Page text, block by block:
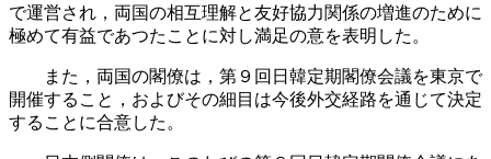
で運営され，両国の相互理解と友好協力関係の増進のために
極めて有益であつたことに対し満足の意を表明した。
また，両国の閣僚は，第９回日韓定期閣僚会議を東京で
開催すること，およびその細目は今後外交経路を通じて決定
することに合意した。